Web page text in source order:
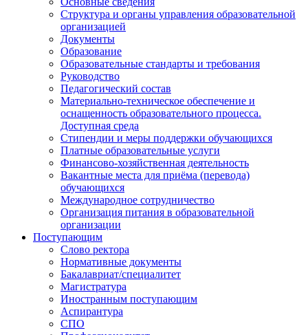
Структура и органы управления образовательной
организацией
Документы
Образование
Образовательные стандарты и требования
Руководство
Педагогический состав
Материально-техническое обеспечение и
оснащенность образовательного процесса.
Доступная среда
Стипендии и меры поддержки обучающихся
Платные образовательные услуги
Финансово-хозяйственная деятельность
Вакантные места для приёма (перевода)
обучающихся
Международное сотрудничество
Организация питания в образовательной
организации
Поступающим
Слово ректора
Нормативные документы
Бакалавриат/специалитет
Магистратура
Иностранным поступающим
Аспирантура
СПО